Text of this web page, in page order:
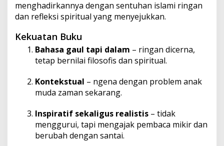
menghadirkannya dengan sentuhan islami ringan
dan refleksi spiritual yang menyejukkan.
Kekuatan Buku
Bahasa gaul tapi dalam – ringan dicerna,
tetap bernilai filosofis dan spiritual.
Kontekstual – ngena dengan problem anak
muda zaman sekarang.
Inspiratif sekaligus realistis – tidak
menggurui, tapi mengajak pembaca mikir dan
berubah dengan santai.